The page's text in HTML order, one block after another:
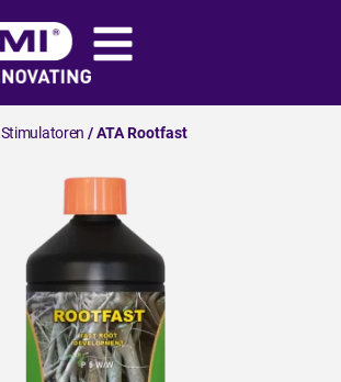
Stimulatoren / ATA Rootfast